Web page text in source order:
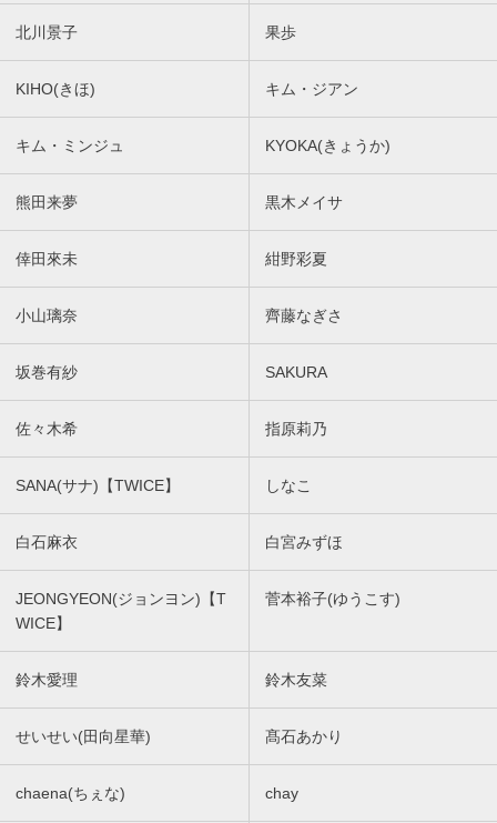
北川景子 果歩
KIHO(きほ) キム・ジアン
キム・ミンジュ KYOKA(きょうか)
熊田来夢 黒木メイサ
倖田來未 紺野彩夏
小山璃奈 齊藤なぎさ
坂巻有紗 SAKURA
佐々木希 指原莉乃
SANA(サナ)【TWICE】 しなこ
白石麻衣 白宮みずほ
JEONGYEON(ジョンヨン)【T
WICE】
菅本裕子(ゆうこす)
鈴木愛理 鈴木友菜
せいせい(田向星華) 髙石あかり
chaena(ちぇな) chay